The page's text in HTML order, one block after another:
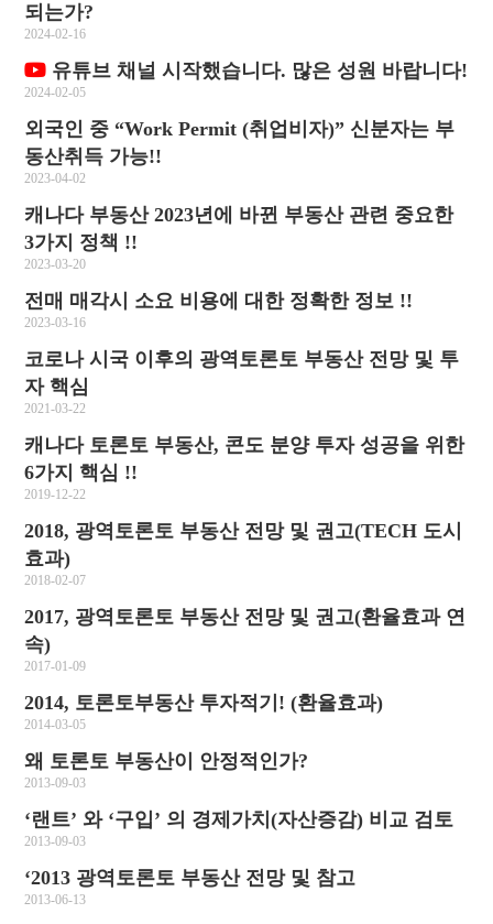
되는가?
2024-02-16
유튜브 채널 시작했습니다. 많은 성원 바랍니다!
2024-02-05
외국인 중 “Work Permit (취업비자)” 신분자는 부
동산취득 가능!!
2023-04-02
캐나다 부동산 2023년에 바뀐 부동산 관련 중요한
3가지 정책 !!
2023-03-20
전매 매각시 소요 비용에 대한 정확한 정보 !!
2023-03-16
코로나 시국 이후의 광역토론토 부동산 전망 및 투
자 핵심
2021-03-22
캐나다 토론토 부동산, 콘도 분양 투자 성공을 위한
6가지 핵심 !!
2019-12-22
2018, 광역토론토 부동산 전망 및 권고(TECH 도시
효과)
2018-02-07
2017, 광역토론토 부동산 전망 및 권고(환율효과 연
속)
2017-01-09
2014, 토론토부동산 투자적기! (환율효과)
2014-03-05
왜 토론토 부동산이 안정적인가?
2013-09-03
‘랜트’ 와 ‘구입’ 의 경제가치(자산증감) 비교 검토
2013-09-03
‘2013 광역토론토 부동산 전망 및 참고
2013-06-13